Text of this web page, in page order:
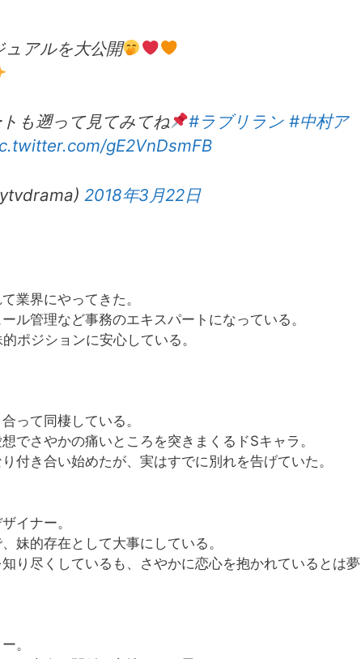
アルを大公開
も遡って見てみてね
#ラブリラン #中村ア
gE2VnDsmFB
2018年3月22日
業界にやってきた。
ル管理など事務のエキスパートになっている。
ポジションに安心している。
って同棲している。
でさやかの痛いところを突きまくるドSキャラ。
付き合い始めたが、実はすでに別れを告げていた。
イナー。
妹的存在として大事にしている。
り尽くしているも、さやかに恋心を抱かれているとは夢
。